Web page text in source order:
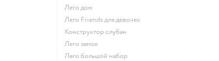
Лего дом
Лего Friends для девочек
Конструктор слубан
Лего замок
Лего большой набор